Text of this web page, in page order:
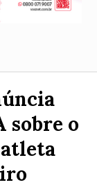
sobre o